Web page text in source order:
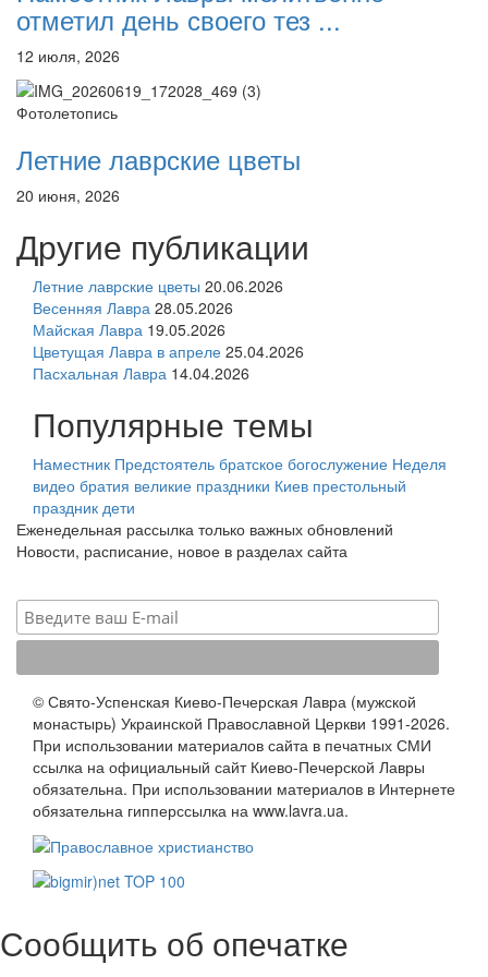
отметил день своего тез ...
12 июля, 2026
Фотолетопись
Летние лаврские цветы
20 июня, 2026
Другие публикации
Летние лаврские цветы 20.06.2026
Весенняя Лавра 28.05.2026
Майская Лавра 19.05.2026
Цветущая Лавра в апреле 25.04.2026
Пасхальная Лавра 14.04.2026
Популярные темы
Наместник Предстоятель братское богослужение Неделя
видео братия великие праздники Киев престольный
праздник дети
Еженедельная рассылка только важных обновлений
Новости, расписание, новое в разделах сайта
© Свято-Успенская Киево-Печерская Лавра (мужской
монастырь) Украинской Православной Церкви 1991-2026.
При использовании материалов сайта в печатных СМИ
ссылка на официальный сайт Киево-Печерской Лавры
обязательна. При использовании материалов в Интернете
обязательна гипперссылка на www.lavra.ua.
Сообщить об опечатке